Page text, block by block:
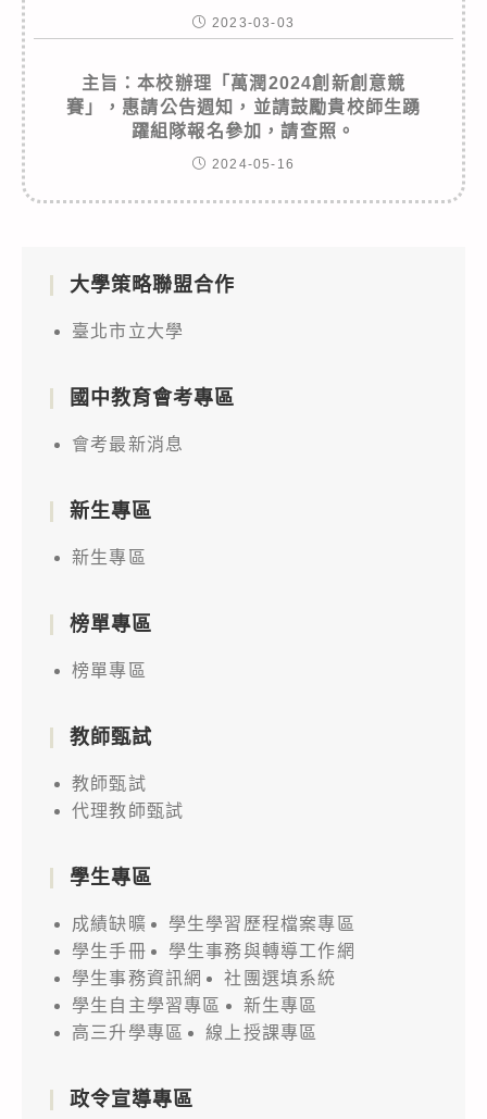
2023-03-03
主旨：本校辦理「萬潤2024創新創意競
賽」，惠請公告週知，並請鼓勵貴校師生踴
躍組隊報名參加，請查照。
2024-05-16
大學策略聯盟合作
臺北市立大學
國中教育會考專區
會考最新消息
新生專區
新生專區
榜單專區
榜單專區
教師甄試
教師甄試
代理教師甄試
學生專區
成績缺曠
學生學習歷程檔案專區
學生手冊
學生事務與轉導工作網
學生事務資訊網
社團選填系統
學生自主學習專區
新生專區
高三升學專區
線上授課專區
政令宣導專區